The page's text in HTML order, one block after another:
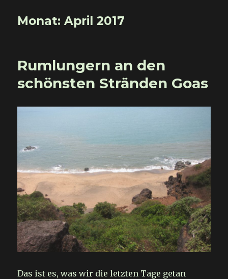
Monat:April 2017
Rumlungern an den
schönsten Stränden Goas
Das ist es, was wir die letzten Tage getan